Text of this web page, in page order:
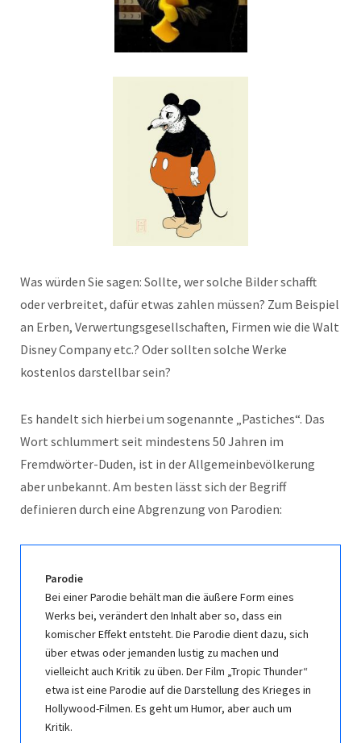
Was würden Sie sagen: Sollte, wer solche Bilder schafft
oder verbreitet, dafür etwas zahlen müssen? Zum Beispiel
an Erben, Verwertungsgesellschaften, Firmen wie die Walt
Disney Company etc.? Oder sollten solche Werke
kostenlos darstellbar sein?
Es handelt sich hierbei um sogenannte „Pastiches“. Das
Wort schlummert seit mindestens 50 Jahren im
Fremdwörter-Duden, ist in der Allgemeinbevölkerung
aber unbekannt. Am besten lässt sich der Begriff
definieren durch eine Abgrenzung von Parodien:
Parodie
Bei einer Parodie behält man die äußere Form eines
Werks bei, verändert den Inhalt aber so, dass ein
komischer Effekt entsteht. Die Parodie dient dazu, sich
über etwas oder jemanden lustig zu machen und
vielleicht auch Kritik zu üben. Der Film „Tropic Thunder“
etwa ist eine Parodie auf die Darstellung des Krieges in
Hollywood-Filmen. Es geht um Humor, aber auch um
Kritik.